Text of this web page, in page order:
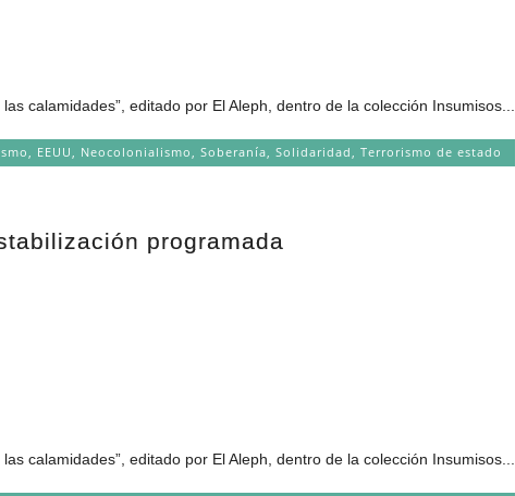
calamidades”, editado por El Aleph, dentro de la colección Insumisos...
, EEUU, Neocolonialismo,Soberanía,Solidaridad,Terrorismo de estado
programada
calamidades”, editado por El Aleph, dentro de la colección Insumisos...